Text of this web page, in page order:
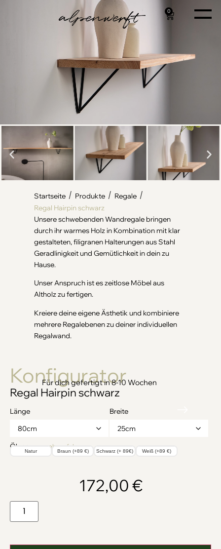
0
Startseite / Produkte / Regale /
Regal Hairpin schwarz
Unsere schwebenden Wandregale bringen
durch ihr warmes Holz in Kombination mit klar
gestalteten, filigranen Halterungen aus Stahl
Geradlinigkeit und Gemütlichkeit in dein zu
Hause.
Unser Anspruch ist es zeitlose Möbel aus
Altholz zu fertigen.
Kreiere deine eigene Ästhetik und kombiniere
mehrere Regalebenen zu deiner individuellen
Regalwand.
Konfigurator
Regal Hairpin schwarz
Länge Breite
Ölung → mehr erfahren
Natur Braun (+89 €) Schwarz (+ 89€) Weiß (+89 €)
172,00 €